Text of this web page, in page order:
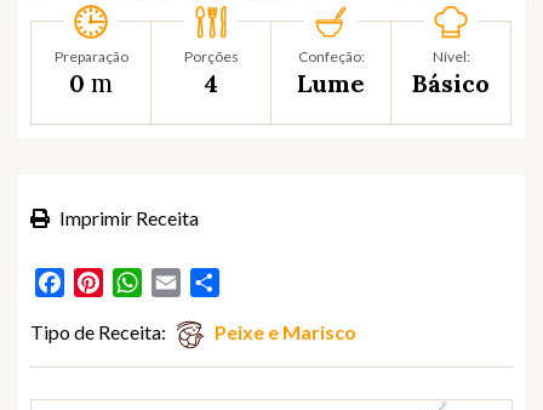
Preparação
0 m
Porções
4
Confeção:
Lume
Nível:
Básico
Imprimir Receita
FacebookPinterestWhatsApp
Email
Tipo de Receita: Peixe e Marisco